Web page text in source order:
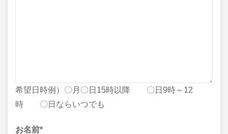
希望日時例）〇月〇日15時以降 〇日9時～12
時 〇日ならいつでも
お名前*